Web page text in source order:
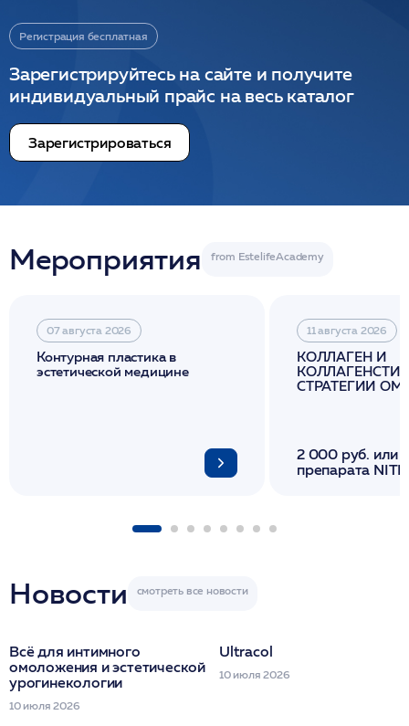
Регистрация бесплатная
Зарегистрируйтесь на сайте и получите
индивидуальный прайс на весь каталог
Зарегистрироваться
Мероприятия
07 августа 2026
Контурная пластика в
эстетической медицине
11 августа 2026
КОЛЛАГЕН И
СТРАТЕГИИ
2 000 руб. или
препарата
Новости
Всё для интимного
омоложения и эстетической
урогинекологии
10 июля 2026
Ultracol
10 июля 2026